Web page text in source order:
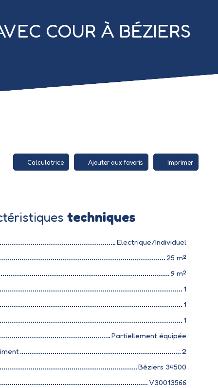
COUR À BÉZIERS
Calculatrice Ajouter aux favoris Imprimer
techniques
Electrique/Individuel
25 m²
9 m²
1
1
1
Partiellement équipée
2
Béziers 34500
V30013566